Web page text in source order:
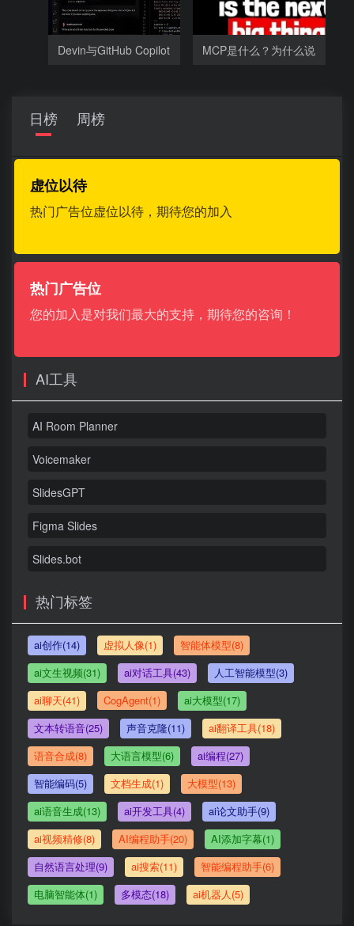
Devin与GitHub Copilot
MCP是什么？为什么说
日榜 周榜
虚位以待
热门广告位虚位以待，期待您的加入
热门广告位
您的加入是对我们最大的支持，期待您的咨询！
AI工具
AI Room Planner
Voicemaker
SlidesGPT
Figma Slides
Slides.bot
热门标签
ai创作(14) 虚拟人像(1)
智能体模型(8)
ai文生视频(31)
ai对话工具(43)
人工智能模型(3)
ai聊天(41)
CogAgent(1)
ai大模型(17)
文本转语音(25)
声音克隆(11)
ai翻译工具(18)
语音合成(8)
大语言模型(6)
ai编程(27)
智能编码(5)
文档生成(1)
大模型(13)
ai语音生成(13)
ai开发工具(4)
ai论文助手(9)
ai视频精修(8)
AI编程助手(20)
AI添加字幕(1)
自然语言处理(9)
ai搜索(11)
智能编程助手(6)
电脑智能体(1)
多模态(18) ai机器人(5)